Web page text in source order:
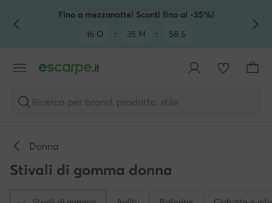
VAI AL CONTENUTO PRINCIPALE
VAI ALLA RICERCAFino a mezzanotte! Sconti fino al -35%!
16 O
: 35 M : 57 S
Ricerca per brand, prodotto, stile
Donna
Stivali di gomma donna